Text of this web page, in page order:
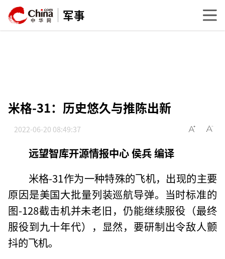
军事
米格-31：历史悠久与推陈出新
2022-06-20 08:49:37
远望智库开源情报中心 侯兵 编译
米格-31作为一种特殊的飞机，出现的主要
原因是美国大批量列装巡航导弹。当时标准的
图-128截击机并未老旧，仍能继续服役（最终
服役到九十年代），显然，要研制出令敌人颤
抖的飞机。